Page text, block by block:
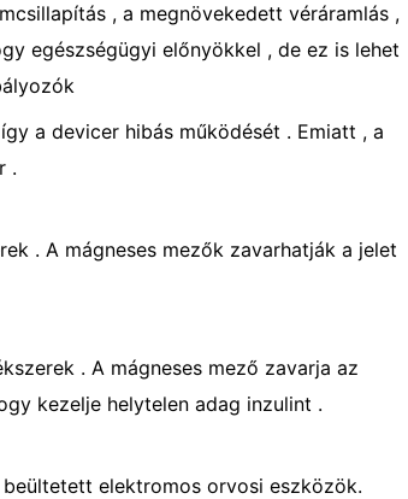
, a megnövekedett véráramlás ,
egészségügyi előnyökkel , de ez is lehet
a devicer hibás működését . Emiatt , a
.
. A mágneses mezők zavarhatják a jelet
. A mágneses mező zavarja az
kezelje helytelen adag inzulint .
elektromos orvosi eszközök.